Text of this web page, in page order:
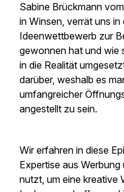
Sabine Brückmann vom
in Winsen, verrät uns
Ideenwettbewerb zur
gewonnen hat und wie
in die Realität
darüber, weshalb es
umfangreicher
angestellt zu sein.
Wir erfahren in diese
Expertise aus
nutzt, um eine kreative